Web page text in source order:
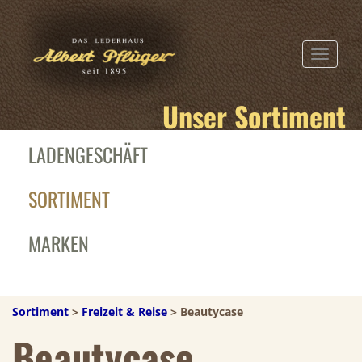
TOGGLE
Unser Sortiment
LADENGESCHÄFT
SORTIMENT
MARKEN
Sortiment > Freizeit & Reise > Beautycase